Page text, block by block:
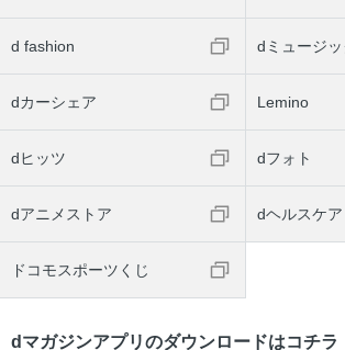
d fashion dミュージッ
dカーシェア Lemino
dヒッツ dフォト
dアニメストア dヘルスケア
ドコモスポーツくじ
dマガジンアプリのダウンロードはコチラ